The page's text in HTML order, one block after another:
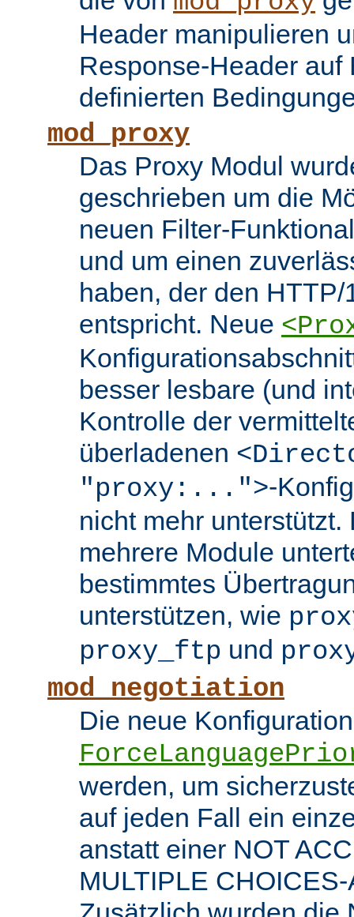
Header manipulieren
Response-Header auf
definierten
mod_proxy
Das Proxy Modul
geschrieben um die
neuen Filter-
und um einen
haben, der den
entspricht. Neue
besser lesbare (und
Kontrolle der
überladenen
"proxy:...">-
nicht mehr
mehrere Module
bestimmtes
unterstützen, wie
proxy_ftp und
mod_negotiation
Die neue
werden, um
auf jeden Fall ein
anstatt einer NOT
MULTIPLE